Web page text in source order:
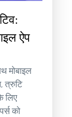
ऐप
मोबाइल
त्रुटि
लिए
को